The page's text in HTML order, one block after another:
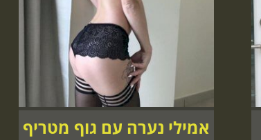
אמילי נערה עם גוף מטריף